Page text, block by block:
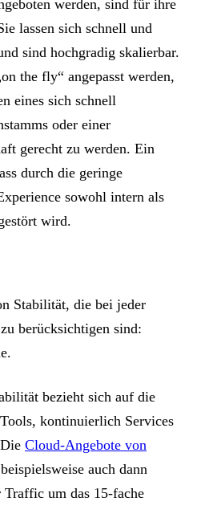
werden, sind für ihre
lassen sich schnell und
sind hochgradig skalierbar.
the fly“ angepasst werden,
eines sich schnell
oder einer
gerecht zu werden. Ein
durch die geringe
sowohl intern als
wird.
Stabilität, die bei jeder
berücksichtigen sind:
bezieht sich auf die
kontinuierlich Services
Cloud-Angebote von
auch dann
um das 15-fache